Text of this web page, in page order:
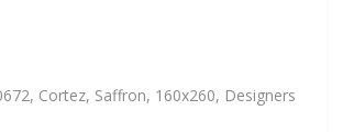
Cortez, Saffron, 160х260, Designers